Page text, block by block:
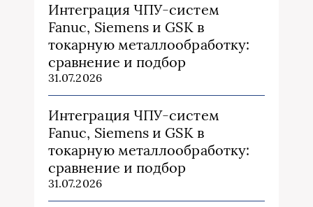
Интеграция ЧПУ-систем
Fanuc, Siemens и GSK в
токарную металлообработку:
сравнение и подбор
31.07.2026
Интеграция ЧПУ-систем
Fanuc, Siemens и GSK в
токарную металлообработку:
сравнение и подбор
31.07.2026